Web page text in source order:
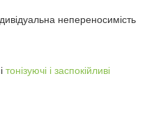
непереносимість
тонізуючі і заспокійливі